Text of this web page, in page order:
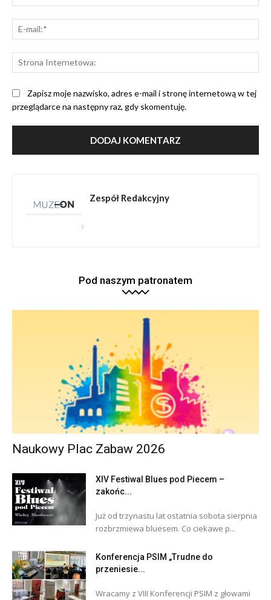
Zapisz moje nazwisko, adres e-mail i stronę internetową w tej
przeglądarce na następny raz, gdy skomentuję.
Zespół Redakcyjny
Pod naszym patronatem
Naukowy Plac Zabaw 2026
XIV Festiwal Blues pod Piecem –
zakońc...
Już od trzynastu lat ostatnia sobota sierpnia
rozbrzmiewa bluesem. Co ciekawe p...
Konferencja PSIM „Trudne do
przeniesie...
Wracamy z VIII Konferencji PSIM z głowami